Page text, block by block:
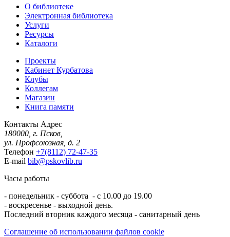
О библиотеке
Электронная библиотека
Услуги
Ресурсы
Каталоги
Проекты
Кабинет Курбатова
Клубы
Коллегам
Магазин
Книга памяти
Контакты Адрес
180000, г. Псков,
ул. Профсоюзная, д. 2
Телефон +7(8112) 72-47-35
E-mail bib@pskovlib.ru
Часы работы
- понедельник - суббота - с 10.00 до 19.00
- воскресенье - выходной день.
Последний вторник каждого месяца - санитарный день
Соглашение об использовании файлов cookie